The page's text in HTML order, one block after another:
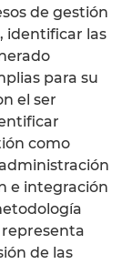
de gestión
identificar las
para su
el ser
como
e integración
de las